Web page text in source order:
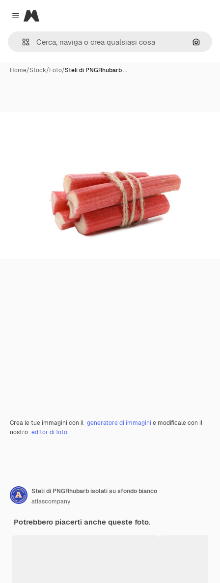
Close menu
Magnific
Cerca
Home/Stock/Foto/Steli di PNGRhubarb …
Crea le tue immagini con il generatore di immagini e modificale con il
nostro editor di foto.
Steli di PNGRhubarb isolati su sfondo bianco
atlascompany
Potrebbero piacerti anche queste foto.